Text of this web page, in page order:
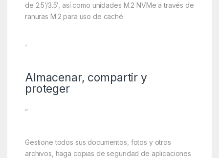
de 2.5’/3.5′, así como unidades M.2 NVMe a través de
ranuras M.2 para uso de caché
‘
Almacenar, compartir y
proteger
”
Gestione todos sus documentos, fotos y otros
archivos, haga copias de seguridad de aplicaciones